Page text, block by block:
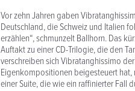
Vor zehn Jahren gaben
Deutschland, die Schweiz und Italien
erzählen“, schmunzelt Ballhorn. Das
Auftakt zu einer CD-Trilogie, die den
verschreiben sich Vibratanghissimo
Eigenkompositionen beigesteuert hat,
einer Suite, die wie ein raffinierter Fall